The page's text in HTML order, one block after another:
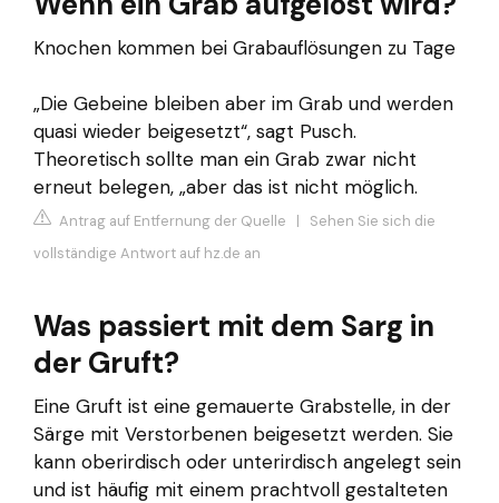
Knochen kommen bei Grabauflösungen zu Tage
„Die Gebeine bleiben aber im Grab und werden
quasi wieder beigesetzt“, sagt Pusch.
Theoretisch sollte man ein Grab zwar nicht
erneut belegen, „aber das ist nicht möglich.
Antrag auf Entfernung der Quelle | Sehen Sie sich die
vollständige Antwort auf hz.de an
Was passiert mit dem Sarg in
der Gruft?
Eine Gruft ist eine gemauerte Grabstelle, in der
Särge mit Verstorbenen beigesetzt werden. Sie
kann oberirdisch oder unterirdisch angelegt sein
und ist häufig mit einem prachtvoll gestalteten